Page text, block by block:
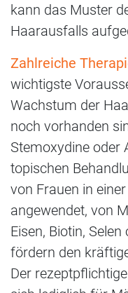
kann das Muster
Haarausfalls
Zahlreiche
wichtigste
Wachstum der
noch vorhanden
Stemoxydine oder
topischen
von Frauen in
angewendet, von
Eisen, Biotin,
fördern den
Der